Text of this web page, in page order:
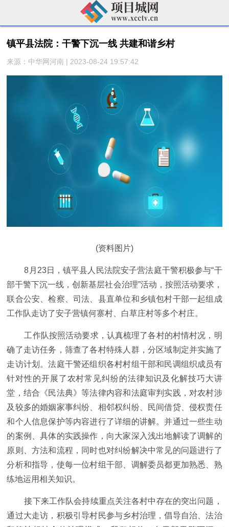
镇平县法院：干警下沉一线 共建和谐乡村
来源：中华网河南 | 2023-08-24 19:57:42
(资料图片)
8月23日，镇平县人民法院安子营法庭干警积极参与“干
部干警下沉一线，创新基层社会治理”活动，按照活动要求，
联合公安、检察、司法、县直单位和乡镇包村干部一起组成
工作队走访了安子营镇何寨村、白草庄村等多个村庄。
工作队按照活动要求，认真梳理了各村的村情村况，明
确了走访任务，筛查了各村特殊人群，分区域制定并实施了
走访计划。法庭干警还组织各村村组干部和民调组织成员有
针对性的开展了农村常见纠纷的法律知识及化解技巧大讲
堂，结合《民法典》等法律内容和法庭审判实践，对农村涉
及较多的婚姻家事纠纷、相邻权纠纷、民间借贷、侵权责任
和个人信息保护等内容进行了详细的讲解。并通过一些生动
的案例、具体的实践操作，向大家深入浅出地解读了调解的
原则、方法和流程，同时也对纠纷解决中常见的问题进行了
分析和指导，使每一位村组干部、调解委员都更加熟悉、熟
练地运用相关知识。
接下来工作队会持续重点关注各村中存在的突出问题，
通过大走访，积极引导村民参与乡村治理，倡导自治、法治